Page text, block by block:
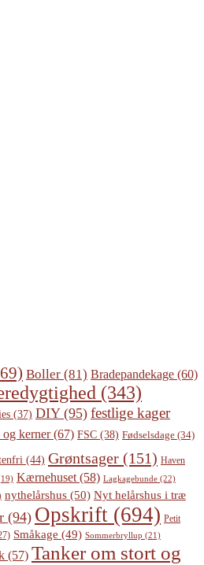
Boller (81) Bradepandekage (60)
(343)
(37) DIY(95) festlige kager
og kerner(67) FSC (38) Fødselsdage (34)
(44) Grøntsager (151) Haven
Kærnehuset (58) Lagkagebunde (22)
nythelårshus (50) Nyt helårshus i træ
(94) Opskrift (694) Petit
Småkage (49) Sommerbryllup (21)
(57) Tanker om stort og